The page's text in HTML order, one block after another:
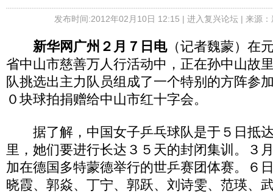
发布时间:2012年02月10日 12:15 | 进入复兴论坛| 来源
新华网广州２月７日电（记者魏蒙）在
省中山市慈善万人行活动中，正在孙中山故
队挑选出主力队员组成了一个特别的方阵参
０块球拍捐赠给中山市红十字会。
据了解，中国女子乒乓球队是于５日抵
里，她们要进行长达３５天的封闭集训。３
加在德国多特蒙德举行的世乒赛团体赛。６
晓霞、郭焱、丁宁、郭跃、刘诗雯、范瑛、